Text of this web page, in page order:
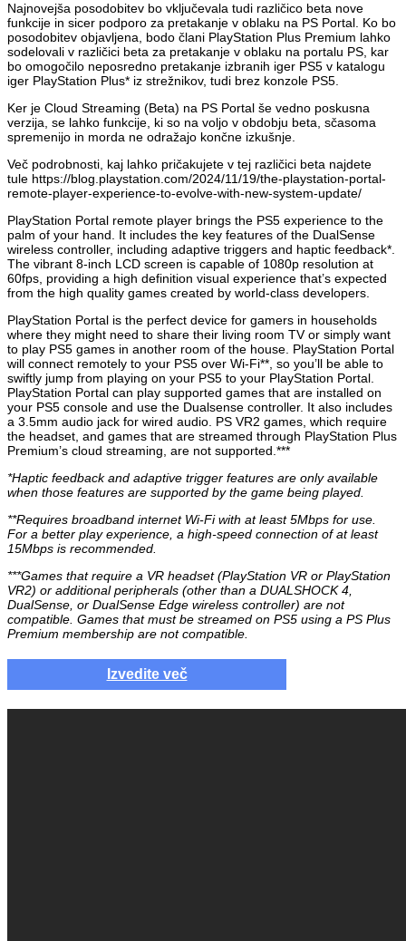
Najnovejša posodobitev bo vključevala tudi različico beta nove
funkcije in sicer podporo za pretakanje v oblaku na PS Portal. Ko bo
posodobitev objavljena, bodo člani PlayStation Plus Premium lahko
sodelovali v različici beta za pretakanje v oblaku na portalu PS, kar
bo omogočilo neposredno pretakanje izbranih iger PS5 v katalogu
iger PlayStation Plus* iz strežnikov, tudi brez konzole PS5.
Ker je Cloud Streaming (Beta) na PS Portal še vedno poskusna
verzija, se lahko funkcije, ki so na voljo v obdobju beta, sčasoma
spremenijo in morda ne odražajo končne izkušnje.
Več podrobnosti, kaj lahko pričakujete v tej različici beta najdete
tule https://blog.playstation.com/2024/11/19/the-playstation-portal-
remote-player-experience-to-evolve-with-new-system-update/
PlayStation Portal remote player brings the PS5 experience to the
palm of your hand. It includes the key features of the DualSense
wireless controller, including adaptive triggers and haptic feedback*.
The vibrant 8-inch LCD screen is capable of 1080p resolution at
60fps, providing a high definition visual experience that’s expected
from the high quality games created by world-class developers.
PlayStation Portal is the perfect device for gamers in households
where they might need to share their living room TV or simply want
to play PS5 games in another room of the house. PlayStation Portal
will connect remotely to your PS5 over Wi-Fi**, so you’ll be able to
swiftly jump from playing on your PS5 to your PlayStation Portal.
PlayStation Portal can play supported games that are installed on
your PS5 console and use the Dualsense controller. It also includes
a 3.5mm audio jack for wired audio. PS VR2 games, which require
the headset, and games that are streamed through PlayStation Plus
Premium’s cloud streaming, are not supported.***
*Haptic feedback and adaptive trigger features are only available
when those features are supported by the game being played.
**Requires broadband internet Wi-Fi with at least 5Mbps for use.
For a better play experience, a high-speed connection of at least
15Mbps is recommended.
***Games that require a VR headset (PlayStation VR or PlayStation
VR2) or additional peripherals (other than a DUALSHOCK 4,
DualSense, or DualSense Edge wireless controller) are not
compatible. Games that must be streamed on PS5 using a PS Plus
Premium membership are not compatible.
Izvedite več